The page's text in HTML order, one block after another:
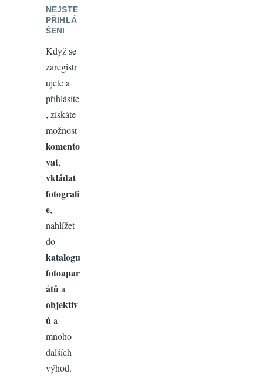
NEJSTE
PŘIHLÁ
ŠENI
Když se
zaregistr
ujete a
přihlásíte
, získáte
možnost
komento
vat,
vkládat
fotografi
e,
nahlížet
do
katalogu
fotoapar
átů a
objektiv
ů a
mnoho
dalších
výhod.